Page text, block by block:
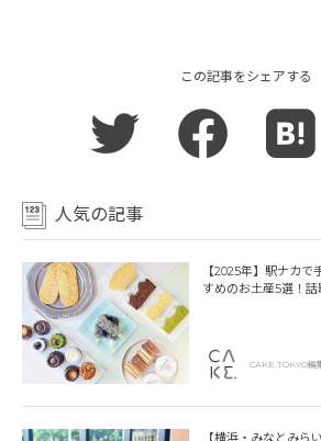
この記事をシェアする
人気の記事
【2025年】駅ナカ
すめのお土産5選！
CAKE.TOKYO編